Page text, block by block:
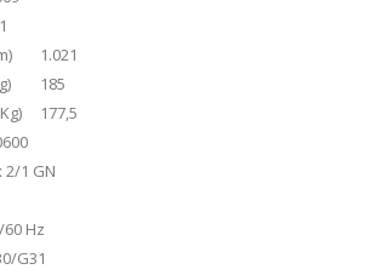
1.021
185
177,5
2/1 GN
Hz
G31